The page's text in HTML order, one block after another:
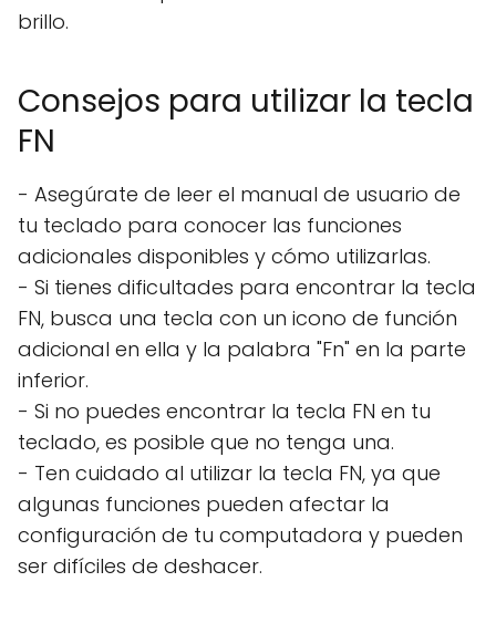
brillo.
Consejos para utilizar la tecla
FN
- Asegúrate de leer el manual de usuario de
tu teclado para conocer las funciones
adicionales disponibles y cómo utilizarlas.
- Si tienes dificultades para encontrar la tecla
FN, busca una tecla con un icono de función
adicional en ella y la palabra "Fn" en la parte
inferior.
- Si no puedes encontrar la tecla FN en tu
teclado, es posible que no tenga una.
- Ten cuidado al utilizar la tecla FN, ya que
algunas funciones pueden afectar la
configuración de tu computadora y pueden
ser difíciles de deshacer.